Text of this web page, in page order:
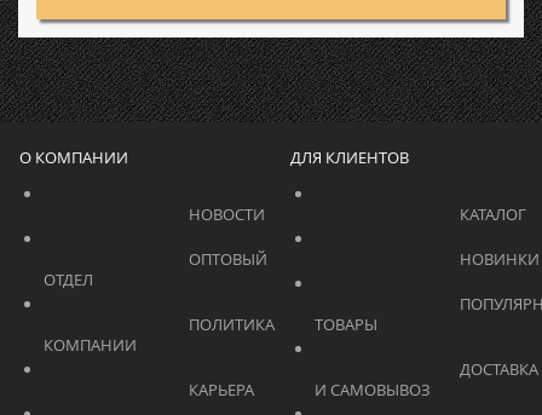
О КОМПАНИИ
			    		КАРЬЕРА
ДЛЯ КЛИЕНТОВ